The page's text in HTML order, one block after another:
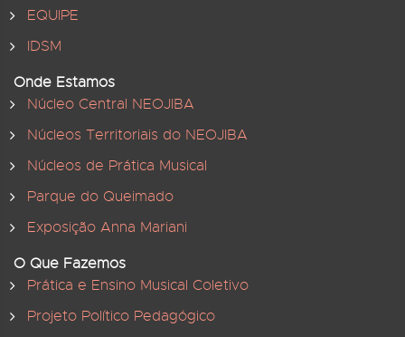
EQUIPE
IDSM
Onde Estamos
Núcleo Central NEOJIBA
Núcleos Territoriais do NEOJIBA
Núcleos de Prática Musical
Parque do Queimado
Exposição Anna Mariani
O Que Fazemos
Prática e Ensino Musical Coletivo
Projeto Político Pedagógico